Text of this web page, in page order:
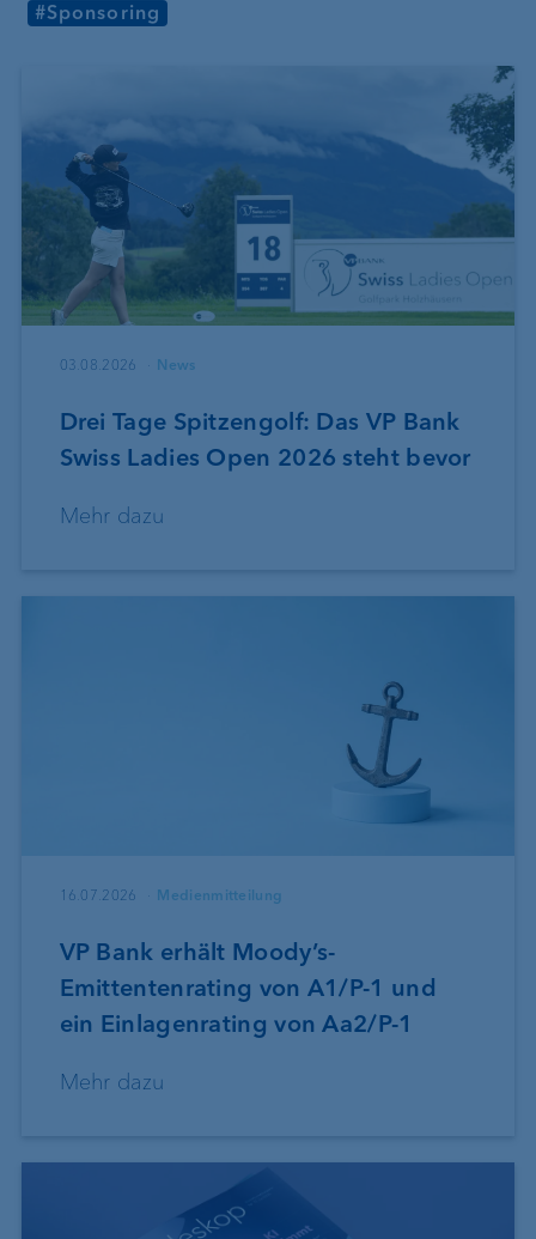
#Sponsoring
03.08.2026 News
Drei Tage Spitzengolf: Das VP Bank
Swiss Ladies Open 2026 steht bevor
Mehr dazu
16.07.2026 Medienmitteilung
VP Bank erhält Moody’s-
Emittentenrating von A1/P-1 und
ein Einlagenrating von Aa2/P-1
Mehr dazu